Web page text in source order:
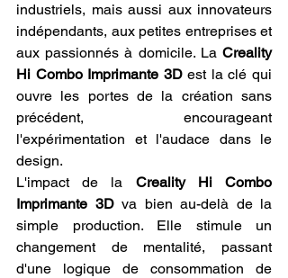
industriels, mais aussi aux innovateurs
indépendants, aux petites entreprises et
aux passionnés à domicile. La Creality
Hi Combo Imprimante 3D est la clé qui
ouvre les portes de la création sans
précédent, encourageant
l'expérimentation et l'audace dans le
design.
L'impact de la Creality Hi Combo
Imprimante 3D va bien au-delà de la
simple production. Elle stimule un
changement de mentalité, passant
d'une logique de consommation de